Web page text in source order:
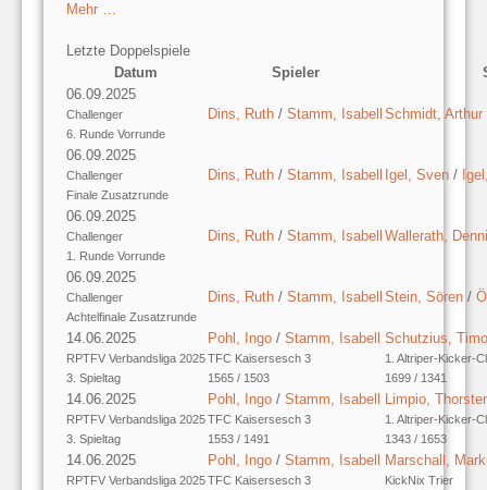
Mehr …
Letzte Doppelspiele
Datum
Spieler
06.09.2025
Challenger
6. Runde Vorrunde
Dins, Ruth / Stamm, Isabell Schmidt, Arthur
06.09.2025
Challenger
Finale Zusatzrunde
Dins, Ruth / Stamm, Isabell Igel, Sven /
06.09.2025
Challenger
1. Runde Vorrunde
Dins, Ruth / Stamm, Isabell Wallerath,
06.09.2025
Challenger
Achtelfinale Zusatzrunde
Dins, Ruth / Stamm, Isabell Stein, Sören /
14.06.2025
RPTFV Verbandsliga 2025
3. Spieltag
Pohl, Ingo / Stamm, Isabell
TFC Kaisersesch 3
1565 / 1503
Schutzius, Timo
1. Altriper-Kicker-
1699 / 1341
14.06.2025
RPTFV Verbandsliga 2025
3. Spieltag
Pohl, Ingo / Stamm, Isabell
TFC Kaisersesch 3
1553 / 1491
Limpio,
1. Altriper-Kicker-
1343 / 1653
14.06.2025
RPTFV Verbandsliga 2025
Pohl, Ingo / Stamm, Isabell
TFC Kaisersesch 3
Marschall,
KickNix Trier